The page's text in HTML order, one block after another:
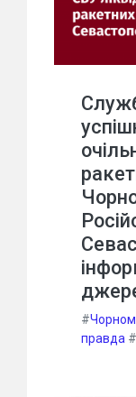
#
правда #